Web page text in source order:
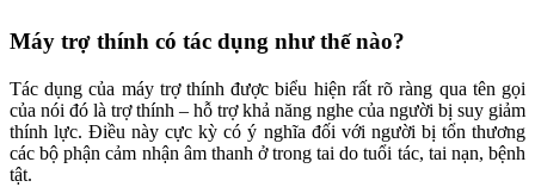
Máy trợ thính có tác dụng như thế nào?
Tác dụng của máy trợ thính được biểu hiện rất rõ ràng qua tên gọi
của nói đó là trợ thính – hỗ trợ khả năng nghe của người bị suy giảm
thính lực. Điều này cực kỳ có ý nghĩa đối với người bị tổn thương
các bộ phận cảm nhận âm thanh ở trong tai do tuổi tác, tai nạn, bệnh
tật.